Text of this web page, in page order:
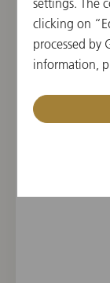
5th
the
ウィーン国
clicking on
processed by
information,